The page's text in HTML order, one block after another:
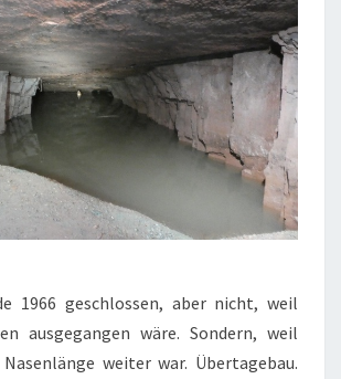
1966 geschlossen, aber nicht, weil
ausgegangen wäre. Sondern, weil
weiter war. Übertagebau.